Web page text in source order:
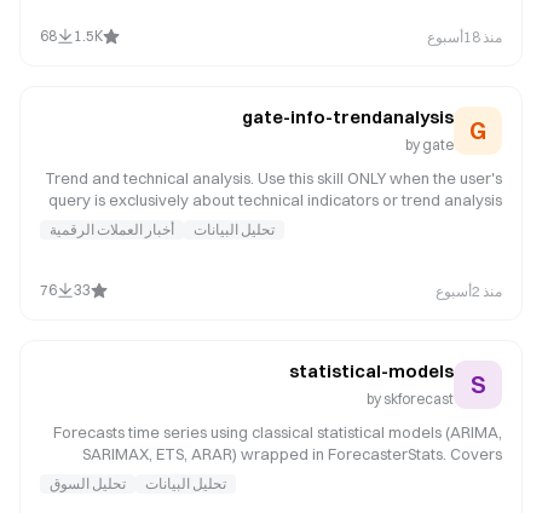
forecasting.منذ 18أسبوع 1.5K
68
G
gate-info-trendanalysis
by gate
Trend and technical analysis. Use this skill ONLY when the user's
query is exclusively about technical indicators or trend analysis
for one coin with no other analysis dimensions. Trigger phrases:
technical analysis, K-line, RSI, MACD, trend, support, resistance. If
any other analysis dimension, use gate-info-research instead —
تحليل البيانات أخبار العملات الرقمية
منذ 2أسبوع 33
76
S
statistical-models
by skforecast
Forecasts time series using classical statistical models (ARIMA,
SARIMAX, ETS, ARAR) wrapped in ForecasterStats. Covers
model selection, Auto-ARIMA, backtesting statistical models,
and parameter tuning. Use when the user wants traditional
تحليل البيانات تحليل السوق